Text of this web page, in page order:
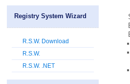
Registry System Wizard
R.S.W. Download
R.S.W.
R.S.W. .NET